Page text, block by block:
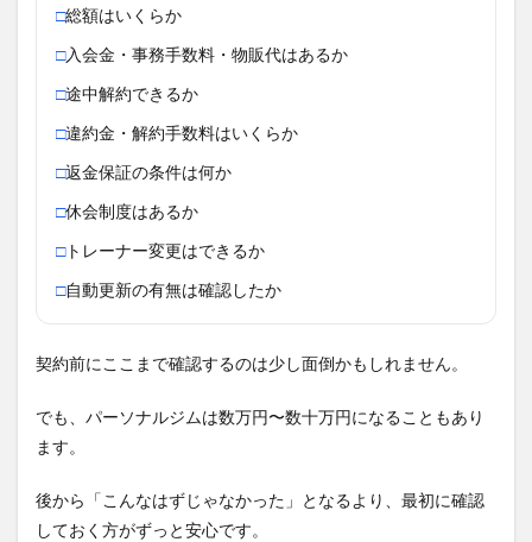
□総額はいくらか
□入会金・事務手数料・物販代はあるか
□途中解約できるか
□違約金・解約手数料はいくらか
□返金保証の条件は何か
□休会制度はあるか
□トレーナー変更はできるか
□自動更新の有無は確認したか
契約前にここまで確認するのは少し面倒かもしれません。
でも、パーソナルジムは数万円〜数十万円になることもあり
ます。
後から「こんなはずじゃなかった」となるより、最初に確認
しておく方がずっと安心です。